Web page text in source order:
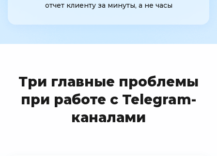
отчет клиенту за минуты, а не часы
Три главные проблемы
при работе с Telegram-
каналами